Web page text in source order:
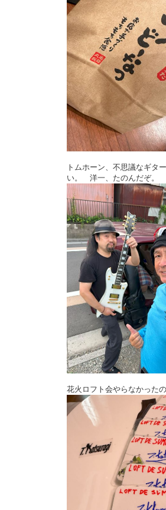
トムホーン、不思議なギ
い。 洋一、たのんだぞ。
花火ロフト会やらなかった